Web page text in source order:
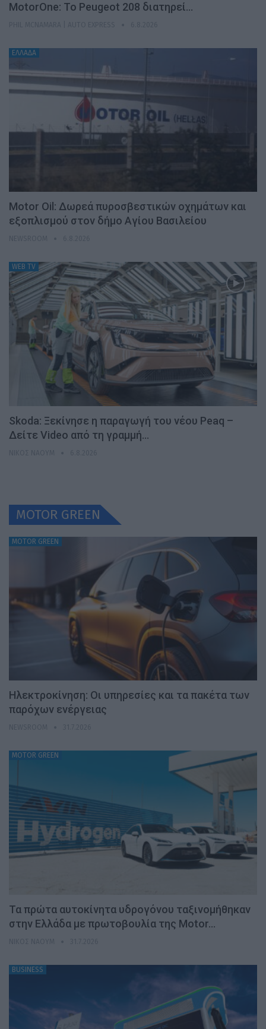
MotorOne: Το Peugeot 208 διατηρεί…
ΕΛΛΑΔΑ
Motor Oil: Δωρεά πυροσβεστικών οχημάτων και
εξοπλισμού στον δήμο Αγίου Βασιλείου
WEB TV
Skoda: Ξεκίνησε η παραγωγή του νέου Peaq –
Δείτε Video από τη γραμμή…
MOTOR GREEN
MOTOR GREEN
Ηλεκτροκίνηση: Οι υπηρεσίες και τα πακέτα των
παρόχων ενέργειας
MOTOR GREEN
Τα πρώτα αυτοκίνητα υδρογόνου ταξινομήθηκαν
στην Ελλάδα με πρωτοβουλία της Motor…
BUSINESS